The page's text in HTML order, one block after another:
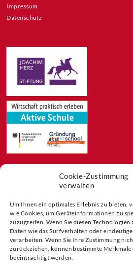
Cookie-Zustimmung
verwalten
Um Ihnen ein optimales Erlebnis zu bieten,
wie Cookies, um Geräteinformationen zu
zuzugreifen. Wenn Sie diesen
Daten wie das Surfverhalten oder
verarbeiten. Wenn Sie Ihre Zustimmung
zurückziehen, können bestimmte
beeinträchtigt werden.
Impressum
Datenschutz
Blog
Buchtipps
Partner der